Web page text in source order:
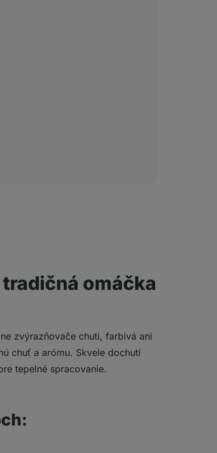
omáčka
zvýrazňovače chuti, farbivá ani
chuť a arómu. Skvele dochutí
tepelné spracovanie.